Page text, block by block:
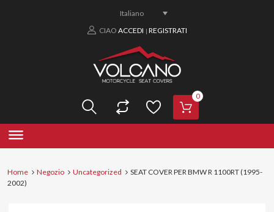
Italiano
CIAO ACCEDI | REGISTRATI
0
Home Negozio Uncategorized
SEAT COVER PER BMW R 1100RT (1995-
2002)